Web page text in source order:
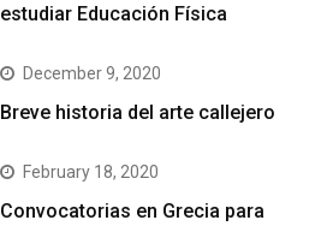
estudiar Educación Física
December 9, 2020
Breve historia del arte callejero
February 18, 2020
Convocatorias en Grecia para